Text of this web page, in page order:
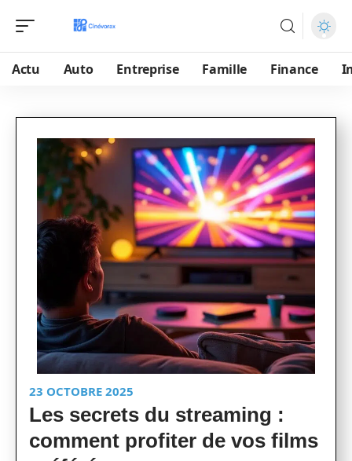
Actu Auto Entreprise Famille Finance
23 OCTOBRE 2025
Les secrets du streaming :
comment profiter de vos films